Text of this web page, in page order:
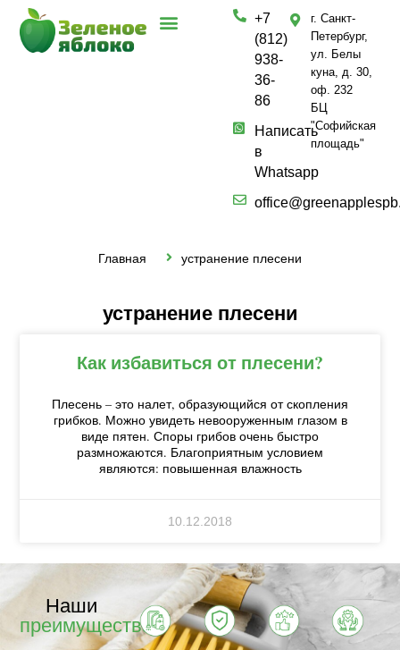
+7
(812)
938-
36-
86
Написать
в
Whatsapp
г. Санкт-
Петербург,
ул. Белы
куна, д. 30,
оф. 232
БЦ
"Софийская
площадь"
Главная устранение плесени
устранение плесени
Как избавиться от плесени?
Плесень – это налет, образующийся от скопления
грибков. Можно увидеть невооруженным глазом в
виде пятен. Споры грибов очень быстро
размножаются. Благоприятным условием
являются: повышенная влажность
10.12.2018
Наши
преимущества